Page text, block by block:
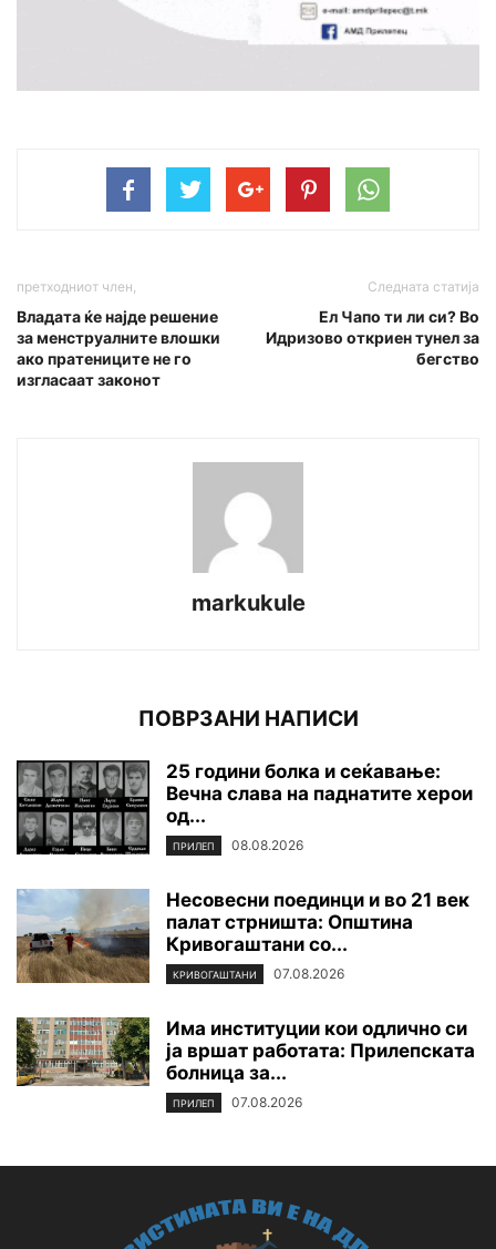
претходниот член,
Владата ќе најде решение
за менстpyалните влошки
ако пратениците не го
изгласаат законот
Следната статија
Ел Чапо ти ли си? Во
Идризово откриен тунел за
бегство
markukule
ПОВРЗАНИ НАПИСИ
25 години болка и сеќавање:
Вечна слава на паднатите xepoи
од...
ПРИЛЕП 08.08.2026
Несовесни поединци и во 21 век
палат стрништа: Општина
Кривогаштани со...
КРИВОГАШТАНИ 07.08.2026
Има институции кои одлично си
ја вршат работата: Прилепската
болница за...
ПРИЛЕП 07.08.2026